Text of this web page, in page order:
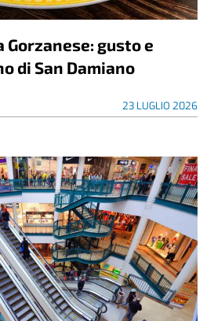
gusto e
di San Damiano
23 LUGLIO 2026